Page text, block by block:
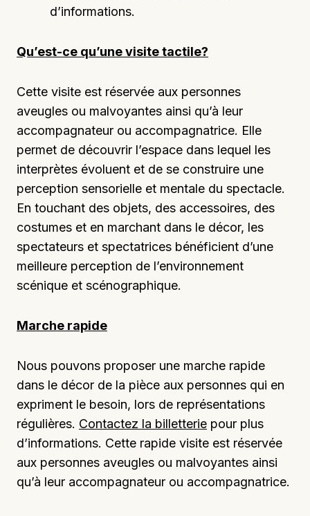
d’informations.
Qu’est-ce qu’une visite tactile?
Cette visite est réservée aux personnes
aveugles ou malvoyantes ainsi qu’à leur
accompagnateur ou accompagnatrice. Elle
permet de découvrir l’espace dans lequel les
interprètes évoluent et de se construire une
perception sensorielle et mentale du spectacle.
En touchant des objets, des accessoires, des
costumes et en marchant dans le décor, les
spectateurs et spectatrices bénéficient d’une
meilleure perception de l’environnement
scénique et scénographique.
Marche rapide
Nous pouvons proposer une marche rapide
dans le décor de la pièce aux personnes qui en
expriment le besoin, lors de représentations
régulières. Contactez la billetterie pour plus
d’informations. Cette rapide visite est réservée
aux personnes aveugles ou malvoyantes ainsi
qu’à leur accompagnateur ou accompagnatrice.